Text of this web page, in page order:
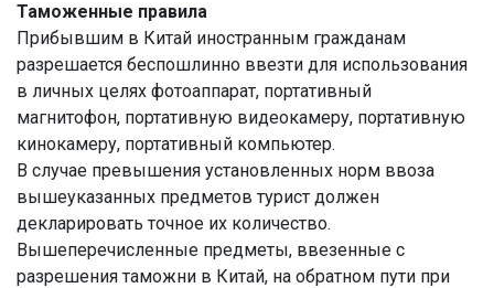
Таможенные правила
Прибывшим в Китай иностранным гражданам
разрешается беспошлинно ввезти для использования
в личных целях фотоаппарат, портативный
магнитофон, портативную видеокамеру, портативную
кинокамеру, портативный компьютер.
В случае превышения установленных норм ввоза
вышеуказанных предметов турист должен
декларировать точное их количество.
Вышеперечисленные предметы, ввезенные с
разрешения таможни в Китай, на обратном пути при